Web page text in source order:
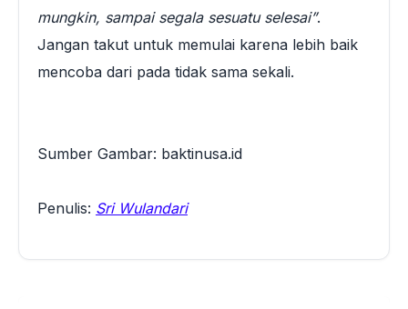
mungkin, sampai segala sesuatu selesai”.
Jangan takut untuk memulai karena lebih baik
mencoba dari pada tidak sama sekali.
Sumber Gambar: baktinusa.id
Penulis: Sri Wulandari